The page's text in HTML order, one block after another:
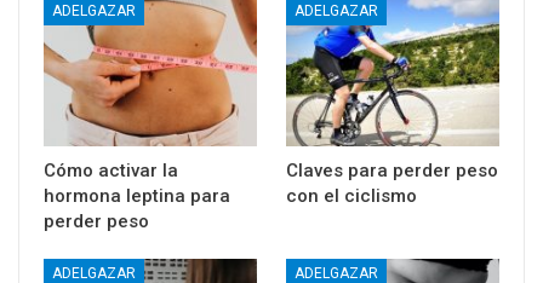
ADELGAZAR
Cómo activar la
hormona leptina para
perder peso
ADELGAZAR
Claves para perder peso
con el ciclismo
ADELGAZAR ADELGAZAR